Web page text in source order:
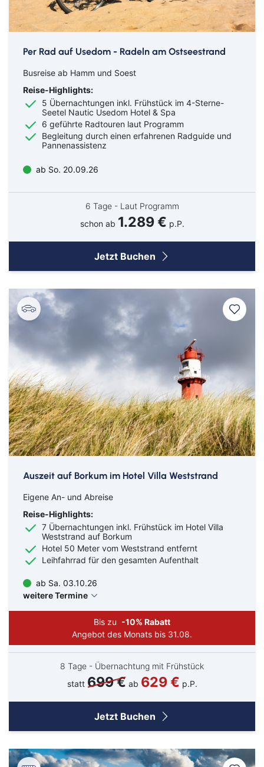
Per Rad auf Usedom - Radeln am Ostseestrand
Busreise ab Hamm und Soest
Reise-Highlights:
5 Übernachtungen inkl. Frühstück im 4-Sterne-
Seetel Nautic Usedom Hotel & Spa
6 geführte Radtouren laut Programm
Begleitung durch einen erfahrenen Radguide und
Pannenassistenz
ab So. 20.09.26
6 Tage - Laut Programm
schon ab 1.289 € p.P.
Jetzt Buchen
Auszeit auf Borkum im Hotel Villa Weststrand
Eigene An- und Abreise
Reise-Highlights:
7 Übernachtungen inkl. Frühstück im Hotel Villa
Weststrand auf Borkum
Hotel 50 Meter vom Weststrand entfernt
Leihfahrrad für den gesamten Aufenthalt
ab Sa. 03.10.26
weitere Termine
Bis zu -10% Rabatt
Angebot des Monats bis 31.08.
8 Tage - Übernachtung mit Frühstück
statt 699 € ab 629 € p.P.
Jetzt Buchen